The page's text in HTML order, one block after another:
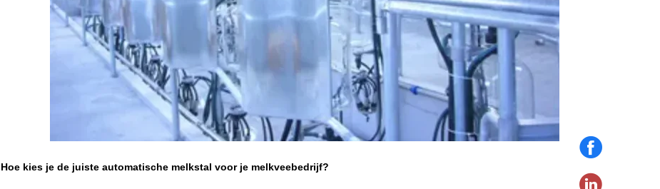
Hoe kies je de juiste automatische melkstal voor je melkveebedrijf?